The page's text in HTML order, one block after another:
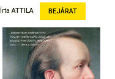
BEJÁRAT
ÍrtaATTILA